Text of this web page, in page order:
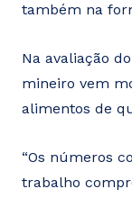
também na
Na avaliação
mineiro vem
alimentos de
“Os números
trabalho